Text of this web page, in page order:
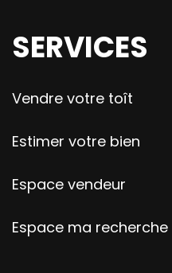
SERVICES
Vendre votre toît
Estimer votre bien
Espace vendeur
Espace ma recherche